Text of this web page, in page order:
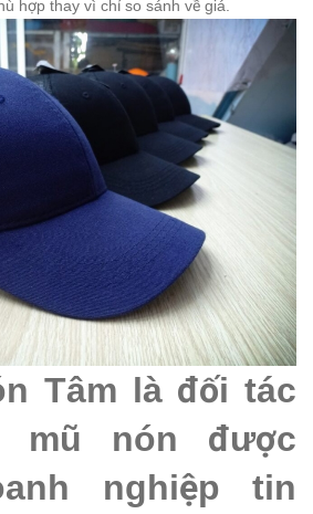
hợp thay vì chỉ so sánh về giá.
Tâm là đối tác
mũ nón được
nghiệp tin